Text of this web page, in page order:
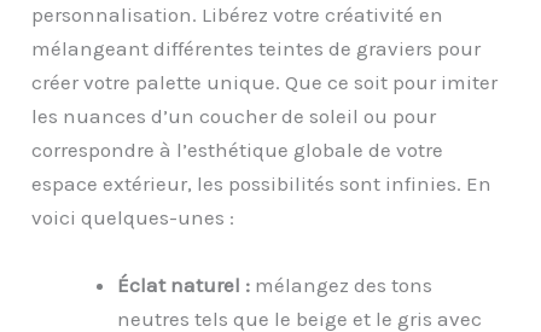
personnalisation. Libérez votre créativité en
mélangeant différentes teintes de graviers pour
créer votre palette unique. Que ce soit pour imiter
les nuances d’un coucher de soleil ou pour
correspondre à l’esthétique globale de votre
espace extérieur, les possibilités sont infinies. En
voici quelques-unes :
Éclat naturel : mélangez des tons
neutres tels que le beige et le gris avec